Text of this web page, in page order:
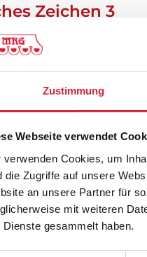
Zustimmung
Webseite verwendet
verwenden Cookies, um
die Zugriffe auf unsere
an unsere Partner für
mit weiteren
Dienste gesammelt haben.
Zeichen 3
nicht mehr sauber in
oder schief.
läuft